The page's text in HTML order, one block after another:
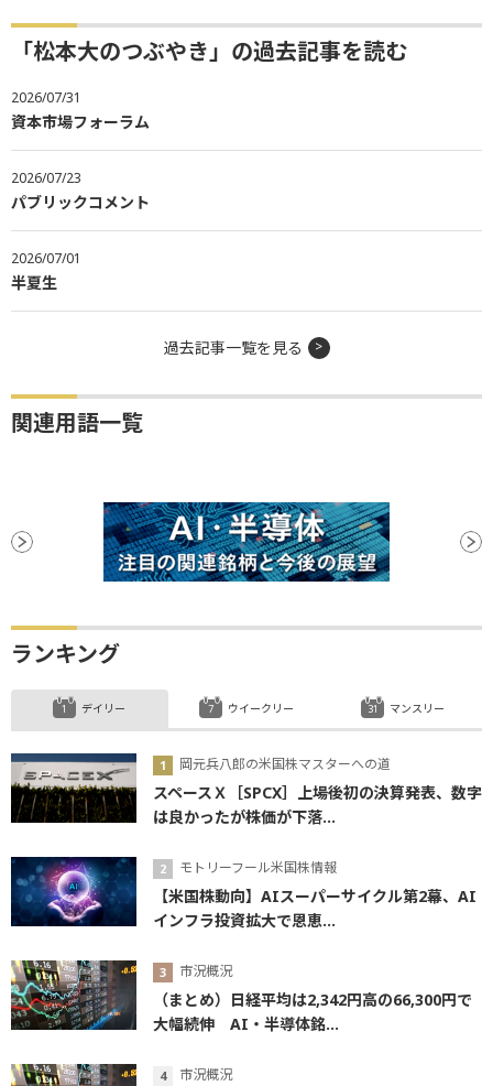
「松本大のつぶやき」の過去記事を読む
2026/07/31
資本市場フォーラム
2026/07/23
パブリックコメント
2026/07/01
半夏生
過去記事一覧を見る
関連用語一覧
ランキング
デイリー
岡元兵八郎の米国株マスターへの道
スペースＸ［SPCX］上場後初の決算発表、数字
は良かったが株価が下落...
モトリーフール米国株情報
【米国株動向】AIスーパーサイクル第2幕、AI
インフラ投資拡大で恩恵...
市況概況
（まとめ）日経平均は2,342円高の66,300円で
大幅続伸 AI・半導体銘...
市況概況
ウイークリー マンスリー